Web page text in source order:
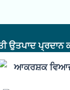
ਉਤਪਾਦ ਪ੍ਰਦਾਨ
ਆਕਰਸ਼ਕ